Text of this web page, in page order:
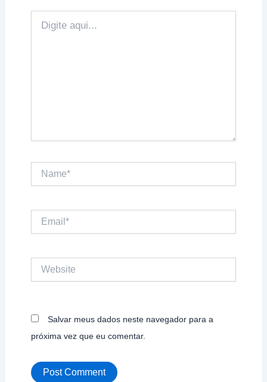
aqui...
Name*
Salvar meus dados neste navegador para a
próxima vez que eu comentar.